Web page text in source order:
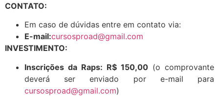
CONTATO:
Em caso de dúvidas entre em contato via:
E-mail:cursosproad@gmail.com
INVESTIMENTO:
Inscrições da Raps: R$ 150,00 (o comprovante
deverá ser enviado por e-mail para
cursosproad@gmail.com)